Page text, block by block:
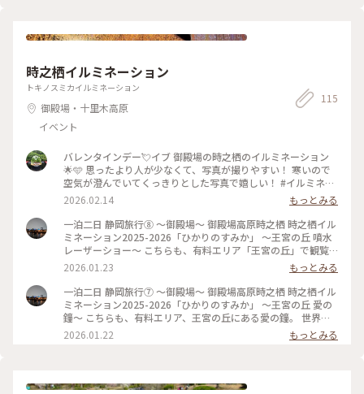
時之栖イルミネーション
トキノスミカイルミネーション
御殿場・十里木高原
イベント
115
バレンタインデー💘イブ 御殿場の時之栖のイルミネーション
🌟🩵 思ったより人が少なくて、写真が撮りやすい！ 寒いので
空気が澄んでいてくっきりとした写真で嬉しい！ #イルミネー
ション #時之栖 #御殿場 #バレンタインデー
2026.02.14
もっとみる
一泊二日 静岡旅行⑧ 〜御殿場〜 御殿場高原時之栖 時之栖イル
ミネーション2025-2026「ひかりのすみか」 〜王宮の丘 噴水
レーザーショー〜 こちらも、有料エリア「王宮の丘」で観覧
出来る噴水レーザーショー✨️ こちらは、有料でも見る価値あ
り、凄かったです✨️✨️ 最高到達点150ｍ、日本一の高さを誇る
噴水レーザーショー。 150mって、凄い✨️✨️ なかなかの迫力で
した💡 高さが凄くて写真、動画に撮りにくい位😆 水と光と
音、三位一体のパフォーマンス、見れて良かったです✨️ 座って
見れるタイプだったので、ブランケットとか持って行けば良か
ったなぁ。 防寒対策はしっかりしていきましたが、極寒で凍
2026.01.23
もっとみる
一泊二日 静岡旅行⑦ 〜御殿場〜 御殿場高原時之栖 時之栖イル
ミネーション2025-2026「ひかりのすみか」 〜王宮の丘 愛の
鐘〜 こちらも、有料エリア、王宮の丘にある愛の鐘。 世界最
大級のスウィングベル🔔は、圧巻です✨️ 愛の鐘は、「自然災害
で亡くなった方々への鎮魂と遺族の心を慰め希望とエネルギー
７ｍ、重さ３７.５トンもある銅と錫の合金製のベルで、現存
2026.01.22 もっとみる